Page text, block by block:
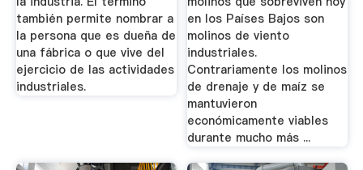
también permite nombrar a
la persona que es dueña de
una fábrica o que vive del
ejercicio de las actividades
industriales.
en los Países Bajos son
molinos de viento
industriales.
Contrariamente los molinos
de drenaje y de maíz se
mantuvieron
económicamente viables
durante mucho más ...